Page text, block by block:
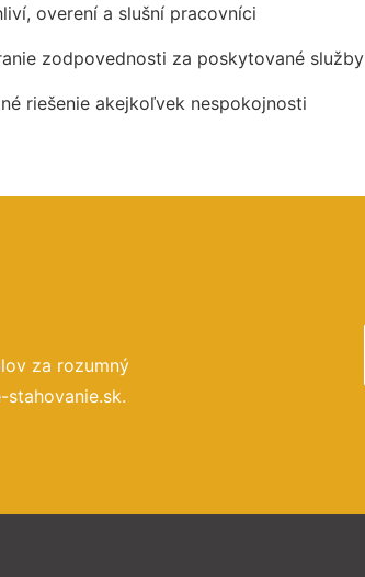
overení a slušní pracovníci
zodpovednosti za poskytované služby
riešenie akejkoľvek nespokojnosti
za rozumný